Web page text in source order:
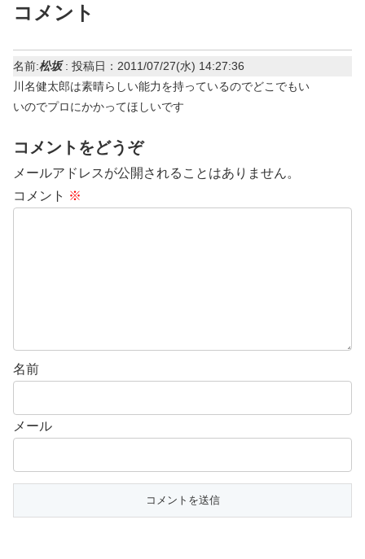
コメント
名前:松坂: 投稿日：2011/07/27(水) 14:27:36
川名健太郎は素晴らしい能力を持っているのでどこでもい
いのでプロにかかってほしいです
コメントをどうぞ
メールアドレスが公開されることはありません。
コメント ※
名前
メール